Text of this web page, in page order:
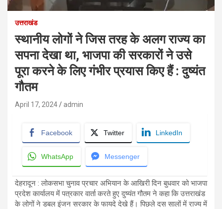
उत्तराखंड
स्थानीय लोगों ने जिस तरह के अलग राज्य का
सपना देखा था, भाजपा की सरकारों ने उसे
पूरा करने के लिए गंभीर प्रयास किए हैं : दुष्यंत
गौतम
April 17, 2024 admin
Facebook Twitter LinkedIn
WhatsApp Messenger
देहरादून : लोकसभा चुनाव प्रचार अभियान के आखिरी दिन बुधवार को भाजपा
प्रदेश कार्यालय में पत्रकार वार्ता करते हुए दुष्यंत गौतम ने कहा कि उत्तराखंड
के लोगों ने डबल इंजन सरकार के फायदे देखे हैं। पिछले दस सालों में राज्य में